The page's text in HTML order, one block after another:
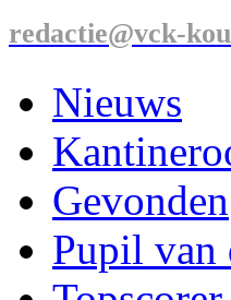
redactie@vck-
Nieuws
Gevonden
Pupil van